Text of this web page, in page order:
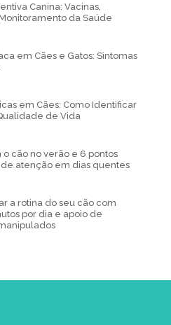
Canina: Vacinas,
da Saúde
em Cães e Gatos: Sintomas
em Cães: Como Identificar
de Vida
o cão no verão e 6 pontos
atenção em dias quentes
a rotina do seu cão com
por dia e apoio de